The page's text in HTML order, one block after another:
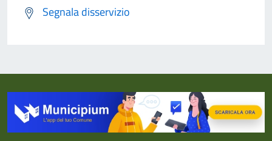
Segnala disservizio